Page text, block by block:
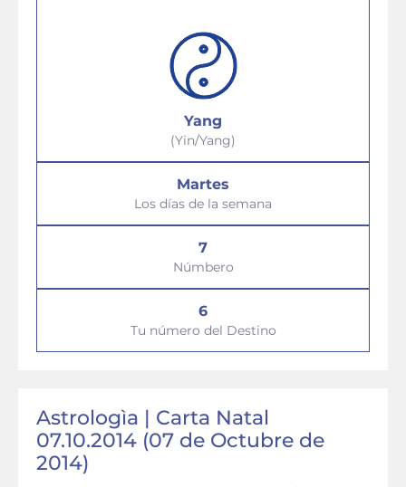
Yang
(Yin/Yang)
Martes
Los días de la semana
7
Númbero
6
Tu número del Destino
Astrologìa | Carta Natal
07.10.2014 (07 de Octubre de
2014)